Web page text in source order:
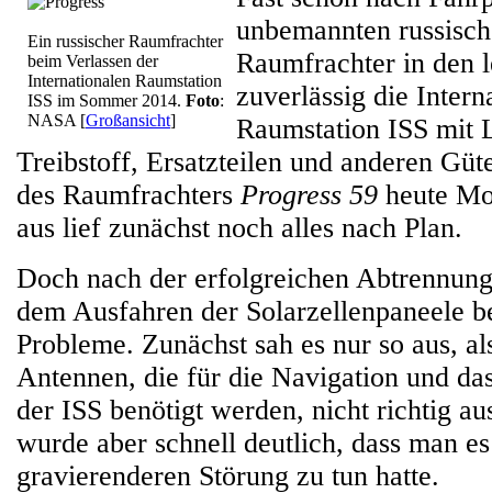
Ein russischer Raumfrachter
beim Verlassen der
Internationalen Raumstation
ISS im Sommer 2014. Foto:
NASA [Großansicht]
unbemannten
Raumfrachter in den
zuverlässig die
Raumstation ISS mit
Treibstoff, Ersatzteilen und anderen
des Raumfrachters Progress 59 heute
aus lief zunächst noch alles nach Plan.
Doch nach der erfolgreichen
dem Ausfahren der Solarzellenpaneele
Probleme. Zunächst sah es nur so aus,
Antennen, die für die Navigation und
der ISS benötigt werden, nicht richtig
wurde aber schnell deutlich, dass man
gravierenderen Störung zu tun hatte.